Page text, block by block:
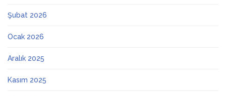
Şubat 2026
Ocak 2026
Aralık 2025
Kasım 2025